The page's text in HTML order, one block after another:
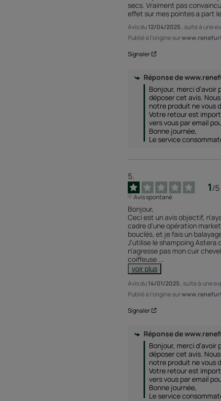
secs. Vraiment pas
effet sur mes pointes a part
Avis du 12/04/2025, suite à une
Publié à l'origine sur
Signaler
Réponse de
Bonjour, merci d'avoir
déposer cet avis.
notre produit ne vous
Votre retour est
vers vous par email
Bonne journée,
Le service
1/5
Avis spontané
Bonjour,
Ceci est un avis objectif,
cadre d'une opération
bouclés, et je fais un
J'utilise le shampoing Astera
n'agresse pas mon cuir
coiffeuse ...
voir plus
Avis du 14/01/2025, suite à une
Publié à l'origine sur
Signaler
Réponse de
Bonjour, merci d'avoir
déposer cet avis.
notre produit ne vous
Votre retour est
vers vous par email
Bonne journée,
Le service